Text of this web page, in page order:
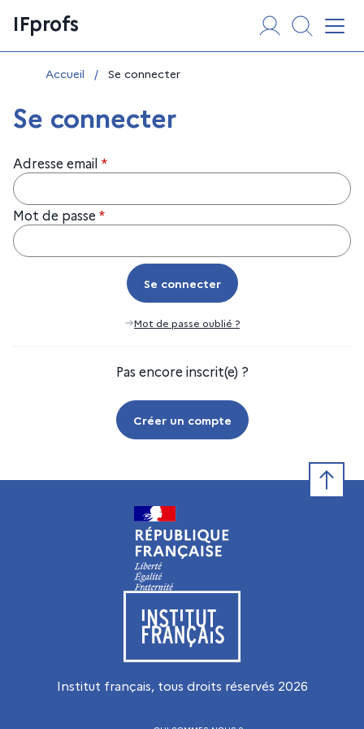
au
contenu
IFprofs
Vous êtes ici :
Accueil / Se connecter
Se connecter
Adresse email *
Mot de passe *
Se connecter
Se connecter
Mot de passe oublié ?
Pas encore inscrit(e) ?
Créer un compte
Visiter le site de l’Institut français
Institut français, tous droits réservés 2026